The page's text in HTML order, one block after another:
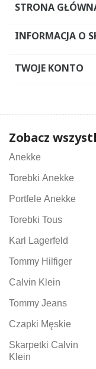
STRONA
INFORMACJA O
TWOJE KONTO
Zobacz
Anekke
Torebki Anekke
Portfele Anekke
Torebki Tous
Karl Lagerfeld
Tommy Hilfiger
Calvin Klein
Tommy Jeans
Czapki Męskie
Skarpetki Calvin
Klein